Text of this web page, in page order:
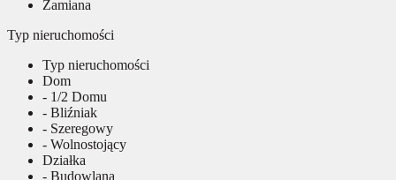
Zamiana
Typ nieruchomości
Typ nieruchomości
Dom
- 1/2 Domu
- Bliźniak
- Szeregowy
- Wolnostojący
Działka
- Budowlana